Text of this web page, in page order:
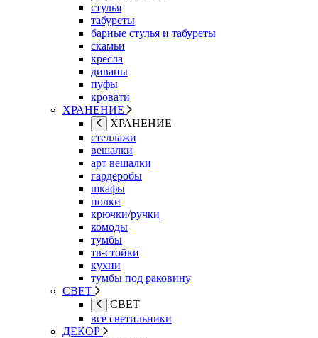
стулья
табуреты
барные стулья и табуреты
скамьи
кресла
диваны
пуфы
кровати
ХРАНЕНИЕ
ХРАНЕНИЕ
стеллажи
вешалки
арт вешалки
гардеробы
шкафы
полки
крючки/ручки
комоды
тумбы
тв-стойки
кухни
тумбы под раковину
СВЕТ
СВЕТ
все светильники
ДЕКОР